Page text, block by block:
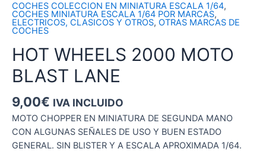
COCHES COLECCION EN MINIATURA ESCALA 1/64,
COCHES MINIATURA ESCALA 1/64 POR MARCAS,
ELECTRICOS, CLASICOS Y OTROS, OTRAS MARCAS DE
COCHES
HOT WHEELS 2000 MOTO
BLAST LANE
9,00€ IVA INCLUIDO
MOTO CHOPPER EN MINIATURA DE SEGUNDA MANO
CON ALGUNAS SEÑALES DE USO Y BUEN ESTADO
GENERAL. SIN BLISTER Y A ESCALA APROXIMADA 1/64.